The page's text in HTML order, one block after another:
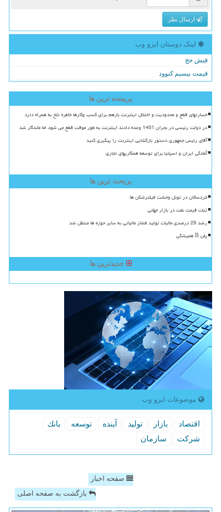
ارسال نظر
لینک دوستان ایزو وب
فیش حج
قیمت بیسیم کنوود
پربیننده ترین ها
خسارتهای قطع و محدودیت و اختلال اینترنت بازهم برای کسب وکارها خاطره تلخ به همراه دارد
در دولت رئیسی در بحران 1401 وعده دادند اینترنت به طور موقت قطع می شود اما ماندگار شد
آقای رئیس جمهوری دستور بازگشایی اینترنت را پیگیری کنید
آمادگی ایران و اسپانیا برای توسعه همکاریهای تجاری
پربحث ترین ها
خردسالان در تونل وحشت فیلترشکن ها
ثبات قیمت نفت در بازار جهانی
رشد 25 درصدی مالیات تولید فشار مالیاتی به سایر حوزه ها منتقل شد
پلن B همیشگی
جدیدترین ها
موضوعات ایزو وب
اقتصاد بازار تولید آینده توسعه
بانك
شركت
سازمان
صفحه اخبار
بازگشت به صفحه اصلی